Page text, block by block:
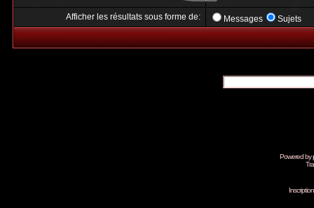
Afficher les résultats sous forme de: Messages Sujets
Powered by